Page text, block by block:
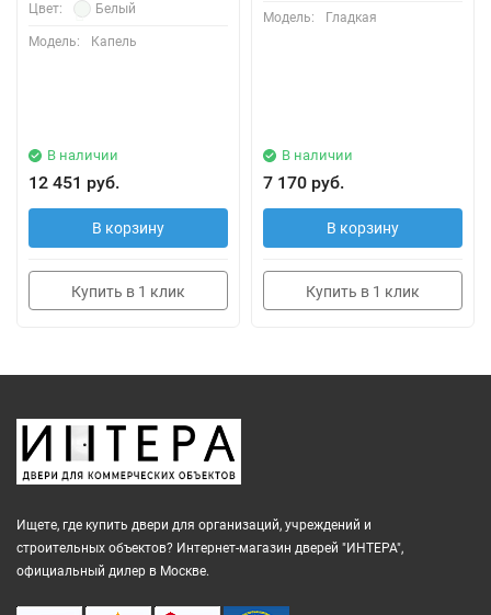
Цвет: Белый
Модель: Капель
В наличии
12 451 руб.
В корзину
Купить в 1 клик
Модель: Гладкая
В наличии
7 170 руб.
В корзину
Купить в 1 клик
Ищете, где купить двери для организаций, учреждений и
строительных объектов? Интернет-магазин дверей "ИНТЕРА",
официальный дилер в Москве.